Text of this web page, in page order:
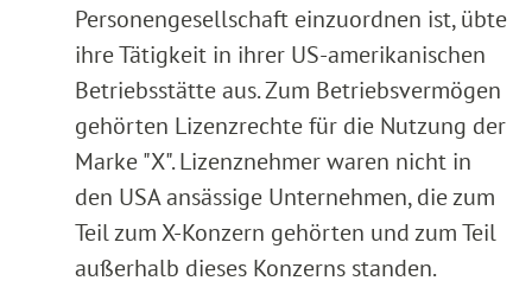
Personengesellschaft einzuordnen ist, übte
ihre Tätigkeit in ihrer US-amerikanischen
Betriebsstätte aus. Zum Betriebsvermögen
gehörten Lizenzrechte für die Nutzung der
Marke "X". Lizenznehmer waren nicht in
den USA ansässige Unternehmen, die zum
Teil zum X-Konzern gehörten und zum Teil
außerhalb dieses Konzerns standen.